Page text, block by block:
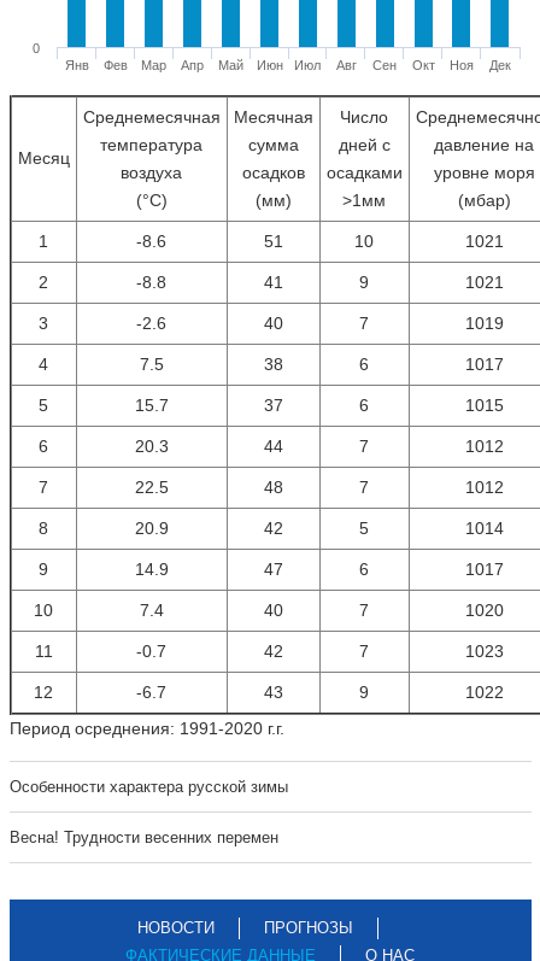
Янв Фев Мар Апр Май Июн Июл Авг Сен Окт Ноя Дек
0
Месяц
Среднемесячная
температура
воздуха
(°С)
Месячная
сумма
осадков
(мм)
Число
дней с
осадками
>1мм
давление на
уровне моря
(мбар)
1 -8.6 51 10 1021
2 -8.8 41 9 1021
3 -2.6 40 7 1019
4 7.5 38 6 1017
5 15.7 37 6 1015
6 20.3 44 7 1012
7 22.5 48 7 1012
8 20.9 42 5 1014
9 14.9 47 6 1017
10 7.4 40 7 1020
11 -0.7 42 7 1023
12 -6.7 43 9
1022
Период осреднения: 1991-2020 г.г.
Особенности характера русской зимы
Весна! Трудности весенних перемен
НОВОСТИ
ПРОГНОЗЫ
ФАКТИЧЕСКИЕ ДАННЫЕ
О НАС